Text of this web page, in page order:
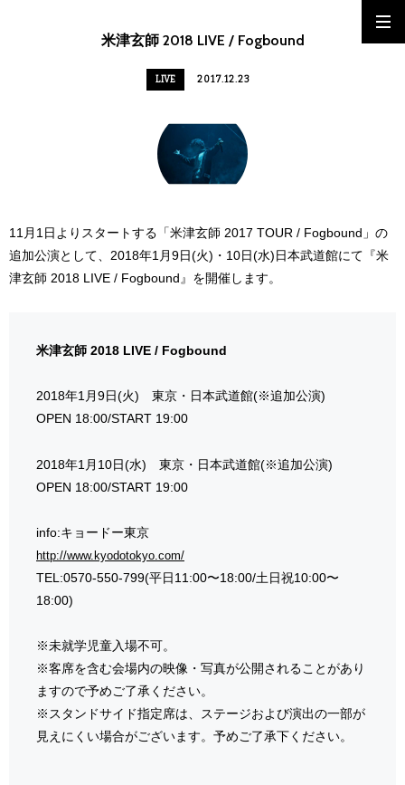
米津玄師 2018 LIVE / Fogbound
LIVE 2017.12.23
11月1日よりスタートする「米津玄師 2017 TOUR / Fogbound」の
追加公演として、2018年1月9日(火)・10日(水)日本武道館にて『米
津玄師 2018 LIVE / Fogbound』を開催します。
米津玄師 2018 LIVE / Fogbound
2018年1月9日(火) 東京・日本武道館(※追加公演)
OPEN 18:00/START 19:00
2018年1月10日(水) 東京・日本武道館(※追加公演)
OPEN 18:00/START 19:00
info:キョードー東京
http://www.kyodotokyo.com/
TEL:0570-550-799(平日11:00〜18:00/土日祝10:00〜
18:00)
※未就学児童入場不可。
※客席を含む会場内の映像・写真が公開されることがあり
ますので予めご了承ください。
※スタンドサイド指定席は、ステージおよび演出の一部が
見えにくい場合がございます。予めご了承下ください。